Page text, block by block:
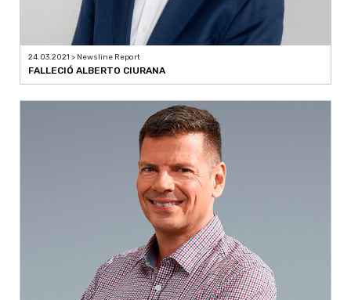
24.03.2021 > Newsline Report
FALLECIÓ ALBERTO CIURANA